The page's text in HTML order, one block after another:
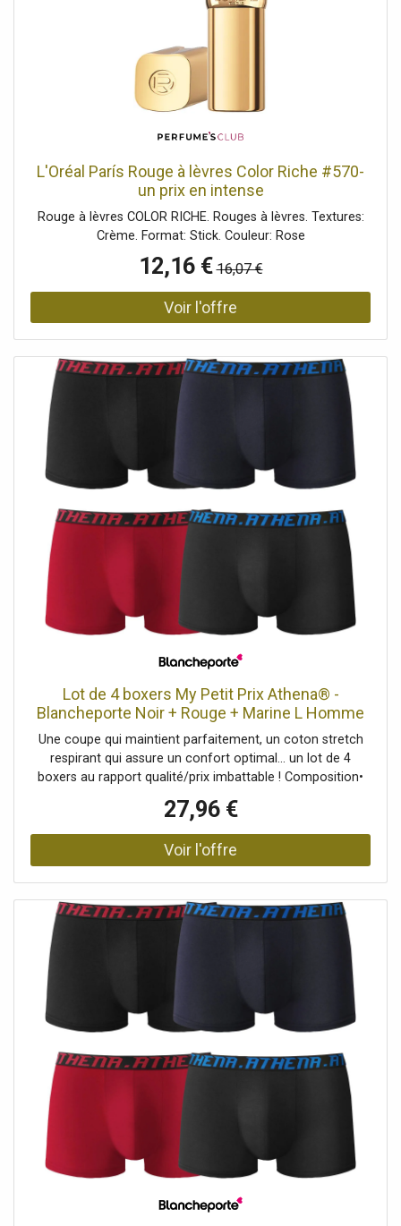
L'Oréal París Rouge à lèvres Color Riche #570-
un prix en intense
Rouge à lèvres COLOR RICHE. Rouges à lèvres. Textures:
Crème. Format: Stick. Couleur: Rose
12,16 € 16,07 €
Lot de 4 boxers My Petit Prix Athena® -
Blancheporte Noir + Rouge + Marine L Homme
Une coupe qui maintient parfaitement, un coton stretch
respirant qui assure un confort optimal... un lot de 4
boxers au rapport qualité/prix imbattable ! Composition•
Coupe confortable.• Large élastique siglé à la taille.•
Devant doublé.• En lot de 4Blancheporte s’engage • Ce
produit est labellisé OEKO-TEX® STANDARD 100 (n° CQ
1216 / 3 IFTH). Ce label contribue à une sécurité du
des exigences réglementaires en vigueur sur le plan
national et européen.
27,96 €